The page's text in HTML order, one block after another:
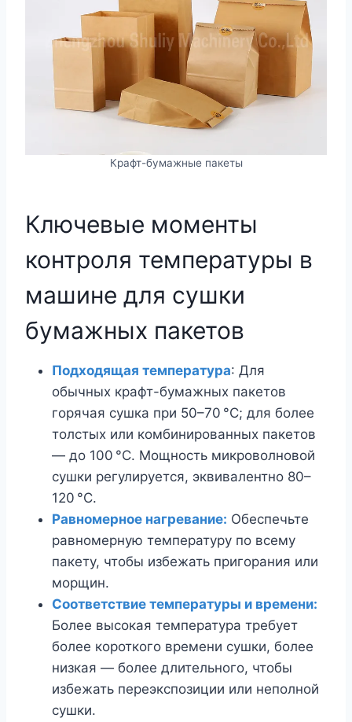
Крафт-бумажные пакеты
Ключевые моменты
контроля температуры в
машине для сушки
бумажных пакетов
Подходящая температура: Для
обычных крафт-бумажных пакетов
горячая сушка при 50–70 °C; для более
толстых или комбинированных пакетов
— до 100 °C. Мощность микроволновой
сушки регулируется, эквивалентно 80–
120 °C.
Равномерное нагревание: Обеспечьте
равномерную температуру по всему
пакету, чтобы избежать пригорания или
морщин.
Соответствие температуры и времени:
Более высокая температура требует
более короткого времени сушки, более
низкая — более длительного, чтобы
избежать переэкспозиции или неполной
сушки.